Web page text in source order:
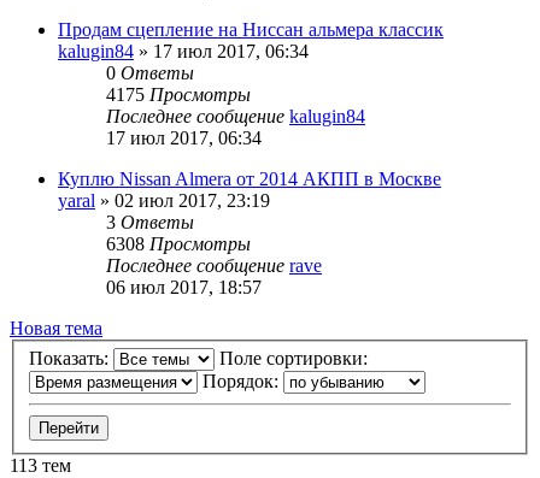
Продам сцепление на Ниссан альмера классик
kalugin84 » 17 июл 2017, 06:34
0 Ответы
4175 Просмотры
Последнее сообщение kalugin84
17 июл 2017, 06:34
Куплю Nissan Almera от 2014 АКПП в Москве
yaral » 02 июл 2017, 23:19
3 Ответы
6308 Просмотры
Последнее сообщение rave
06 июл 2017, 18:57
Новая тема
Показать:
Поле сортировки:
Порядок:
113 тем